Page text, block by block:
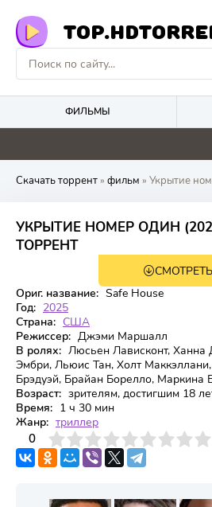
ФИЛЬМЫ
0 0
Скачать торрент» фильм » Укрытие
УКРЫТИЕ НОМЕР ОДИН
ТОРРЕНТ
6.324 5.1
СМОТРЕТЬ
Ориг. название: Safe House
Год: 2025
Страна: США
Режиссер: Джэми Маршалл
В ролях: Люсьен Лависконт,
Эмбри, Льюис Тан, Холт
Брэдуэй, Брайан Борелло, Маркина
Возраст: зрителям, достигшим 18
Время: 1 ч 30 мин
Жанр: триллер
0
4 6 7 8 9 10